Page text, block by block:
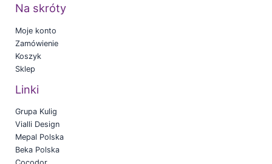
Na skróty
Moje konto
Zamówienie
Koszyk
Sklep
Linki
Grupa Kulig
Vialli Design
Mepal Polska
Beka Polska